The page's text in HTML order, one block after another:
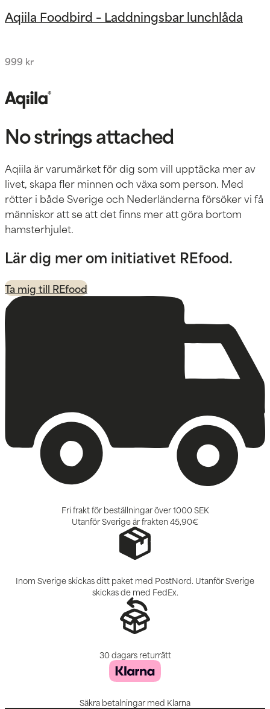
Aqiila Foodbird – Laddningsbar lunchlåda
999 kr
No strings attached
Aqiila är varumärket för dig som vill upptäcka mer av
livet, skapa fler minnen och växa som person. Med
rötter i både Sverige och Nederländerna försöker vi få
människor att se att det finns mer att göra bortom
hamsterhjulet.
Lär dig mer om initiativet REfood.
Ta mig till REfood
Fri frakt för beställningar över 1000 SEK
Utanför Sverige är frakten45,90€
Inom Sverige skickas ditt paket med PostNord. Utanför Sverige
skickas de med FedEx.
30 dagars returrätt
Säkra betalningar med Klarna